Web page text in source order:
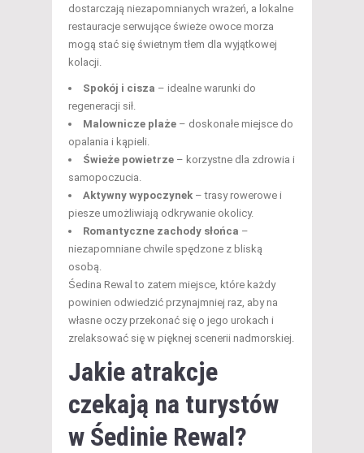
dostarczają niezapomnianych wrażeń, a lokalne
restauracje serwujące świeże owoce morza
mogą stać się świetnym tłem dla wyjątkowej
kolacji.
Spokój i cisza – idealne warunki do
regeneracji sił.
Malownicze plaże – doskonałe miejsce do
opalania i kąpieli.
Świeże powietrze – korzystne dla zdrowia i
samopoczucia.
Aktywny wypoczynek – trasy rowerowe i
piesze umożliwiają odkrywanie okolicy.
Romantyczne zachody słońca –
niezapomniane chwile spędzone z bliską
osobą.
Śedina Rewal to zatem miejsce, które każdy
powinien odwiedzić przynajmniej raz, aby na
własne oczy przekonać się o jego urokach i
zrelaksować się w pięknej scenerii nadmorskiej.
Jakie atrakcje
czekają na turystów
w Śedinie Rewal?